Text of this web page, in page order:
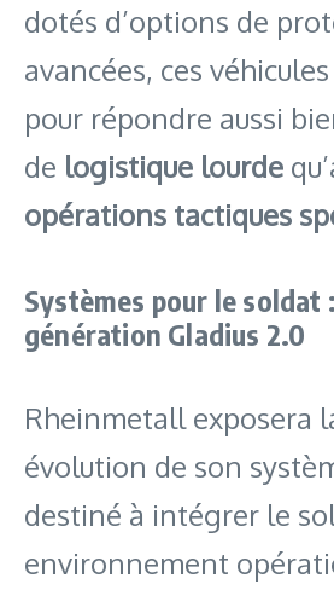
dotés d’options de
avancées, ces
pour répondre aussi
de logistique lourde
opérations tactiques
Systèmes pour le soldat
génération Gladius 2.0
Rheinmetall exposera
évolution de son
destiné à intégrer le
environnement